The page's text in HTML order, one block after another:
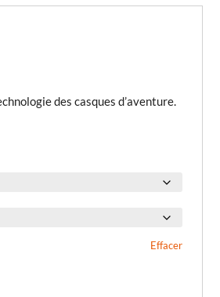
des casques d’aventure.
Effacer